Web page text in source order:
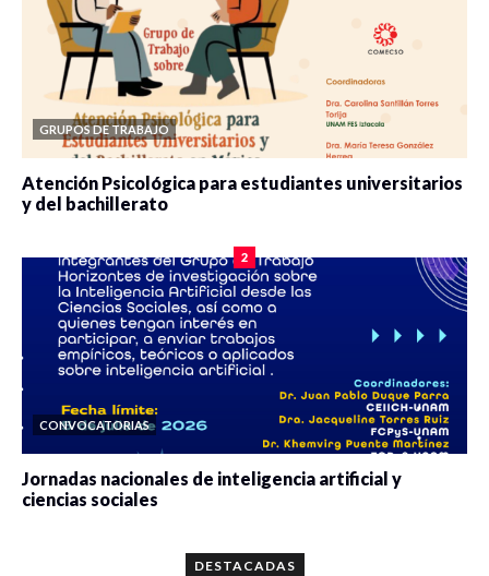
GRUPOS DE TRABAJO
Atención Psicológica para estudiantes universitarios
y del bachillerato
2
CONVOCATORIAS
Jornadas nacionales de inteligencia artificial y
ciencias sociales
DESTACADAS